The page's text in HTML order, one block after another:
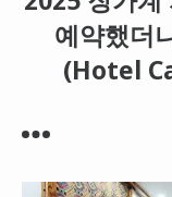
예약했더
(Hotel